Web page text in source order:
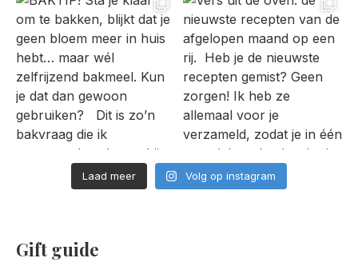
Laad meer Volg op instagram
Gift guide